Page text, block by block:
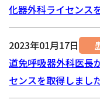
化器外科ライセンス
2023年01月17日
道免呼吸器外科医長
センスを取得しました